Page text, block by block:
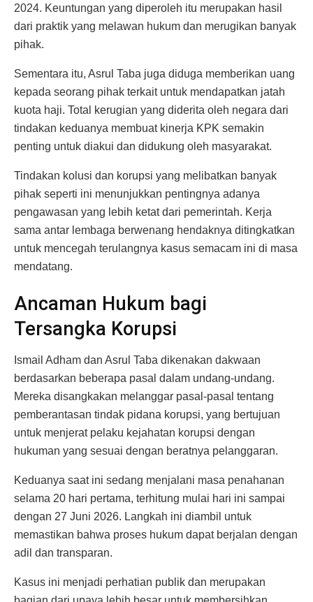
2024. Keuntungan yang diperoleh itu merupakan hasil
dari praktik yang melawan hukum dan merugikan banyak
pihak.
Sementara itu, Asrul Taba juga diduga memberikan uang
kepada seorang pihak terkait untuk mendapatkan jatah
kuota haji. Total kerugian yang diderita oleh negara dari
tindakan keduanya membuat kinerja KPK semakin
penting untuk diakui dan didukung oleh masyarakat.
Tindakan kolusi dan korupsi yang melibatkan banyak
pihak seperti ini menunjukkan pentingnya adanya
pengawasan yang lebih ketat dari pemerintah. Kerja
sama antar lembaga berwenang hendaknya ditingkatkan
untuk mencegah terulangnya kasus semacam ini di masa
mendatang.
Ancaman Hukum bagi
Tersangka Korupsi
Ismail Adham dan Asrul Taba dikenakan dakwaan
berdasarkan beberapa pasal dalam undang-undang.
Mereka disangkakan melanggar pasal-pasal tentang
pemberantasan tindak pidana korupsi, yang bertujuan
untuk menjerat pelaku kejahatan korupsi dengan
hukuman yang sesuai dengan beratnya pelanggaran.
Keduanya saat ini sedang menjalani masa penahanan
selama 20 hari pertama, terhitung mulai hari ini sampai
dengan 27 Juni 2026. Langkah ini diambil untuk
memastikan bahwa proses hukum dapat berjalan dengan
adil dan transparan.
Kasus ini menjadi perhatian publik dan merupakan